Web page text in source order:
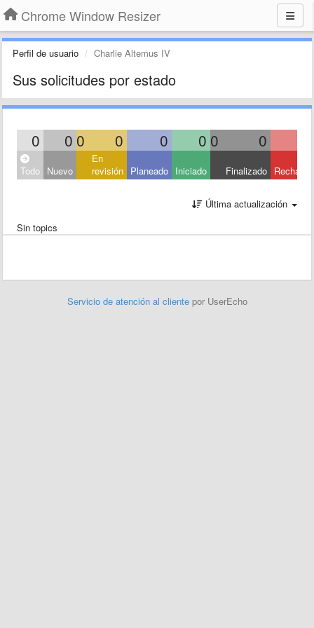
Chrome Window Resizer
Perfil de usuario Charlie Altemus IV
Sus solicitudes por estado
0 0 0 0 0 0 0 0
Todo Nuevo
En
revisión Planeado Iniciado Finalizado
Última actualización
Sin topics
Servicio de atención al cliente por UserEcho